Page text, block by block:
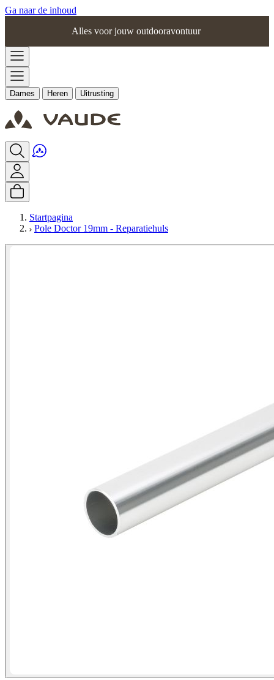
Ga naar de inhoud
Alles voor jouw outdooravontuur
Dames Heren Uitrusting
Startpagina
Pole Doctor 19mm - Reparatiehuls